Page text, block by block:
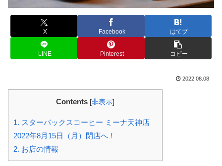
X Facebook はてブ
LINE Pinterest コピー
2022.08.08
Contents [非表示]
1. スターバックスコーヒー ミーナ天神店
2022年8月15日（月）閉店へ！
2. お店の情報